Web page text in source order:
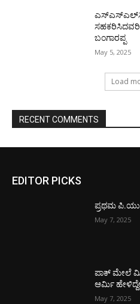
ಬಂಗಾರಪ್ಪ
May 5, 2025
Load
RECENT COMMENTS
EDITOR PICKS
ಪ್ರಥಮ
May 7, 2025
ಪಾಕ್​ ಮೇಲೆ
ಆರ್ಮಿ
May 7, 2025